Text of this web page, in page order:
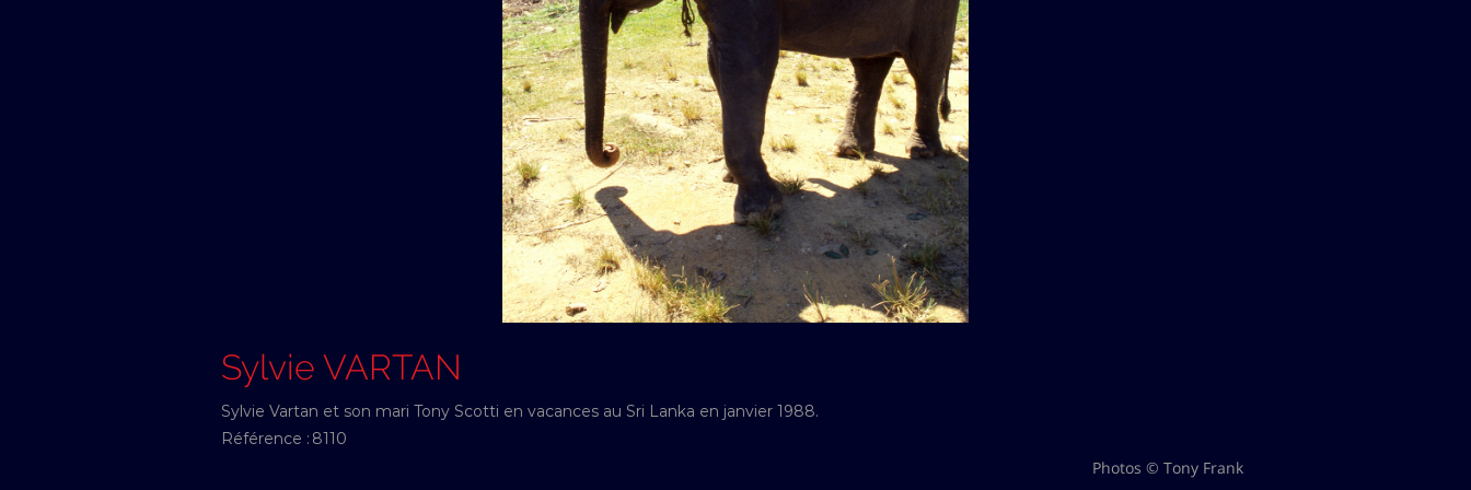
Sylvie VARTAN
Sylvie Vartan et son mari Tony Scotti en vacances au Sri Lanka en janvier 1988.
Référence : 8110
Photos © Tony Frank